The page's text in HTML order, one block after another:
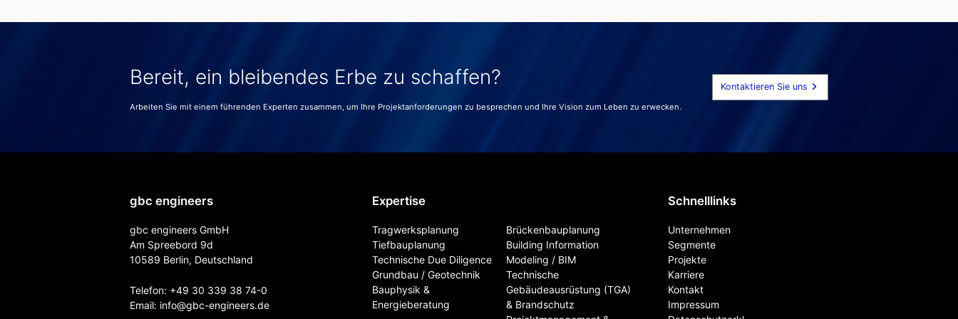
Bereit, ein bleibendes Erbe zu schaffen?
Arbeiten Sie mit einem führenden Experten zusammen, um Ihre Projektanforderungen zu besprechen und Ihre Vision zum Leben zu erwecken.
Kontaktieren Sie uns
gbc engineers
gbc engineers GmbH
Am Spreebord 9d
10589 Berlin, Deutschland
Telefon: +49 30 339 38 74-0
Email: info@gbc-engineers.de
Expertise
Tragwerksplanung
Tiefbauplanung
Technische Due Diligence
Grundbau / Geotechnik
Bauphysik &
Energieberatung
Brückenbauplanung
Building Information
Modeling / BIM
Technische
Gebäudeausrüstung (TGA)
& Brandschutz
Schnelllinks
Unternehmen
Segmente
Projekte
Karriere
Kontakt
Impressum